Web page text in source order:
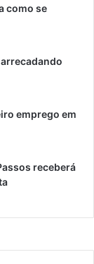
como se
emprego em
receberá